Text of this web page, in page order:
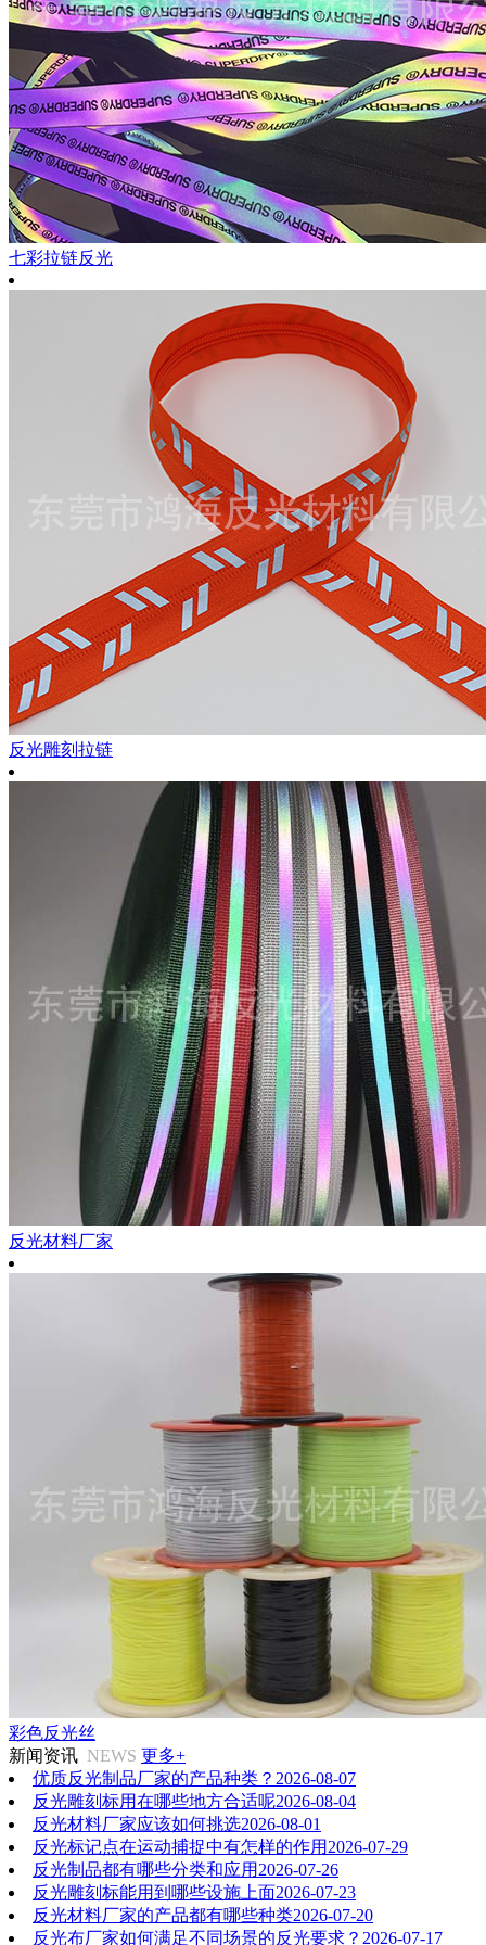
七彩拉链反光
反光雕刻拉链
反光材料厂家
彩色反光丝
新闻资讯 NEWS 更多+
优质反光制品厂家的产品种类？ 2026-08-07
反光雕刻标用在哪些地方合适呢2026-08-04
反光材料厂家应该如何挑选2026-08-01
反光标记点在运动捕捉中有怎样的作用 2026-07-29
反光制品都有哪些分类和应用 2026-07-26
反光雕刻标能用到哪些设施上面2026-07-23
反光材料厂家的产品都有哪些种类2026-07-20
反光布厂家如何满足不同场景的反光要求？ 2026-07-17